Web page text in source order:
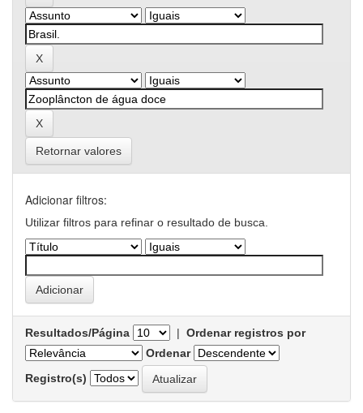
Retornar valores
Adicionar filtros:
Utilizar filtros para refinar o resultado de busca.
Resultados/Página | Ordenar registros por
Ordenar
Registro(s)